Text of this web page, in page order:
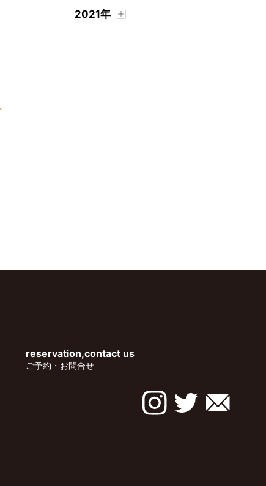
2021年
reservation,contact us
ご予約・お問合せ